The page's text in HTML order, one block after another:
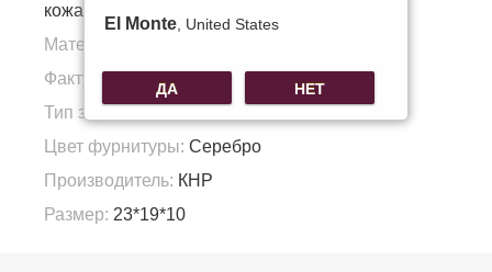
кожа
Материал подкладка:
Фактура материала:
Зернистая кожа
Тип застежки:Молния
Цвет фурнитуры: Серебро
Производитель: КНР
Размер: 23*19*10
El Monte , United States
ДА НЕТ